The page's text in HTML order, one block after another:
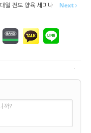
일 전도 양육 세미나
Next
까?